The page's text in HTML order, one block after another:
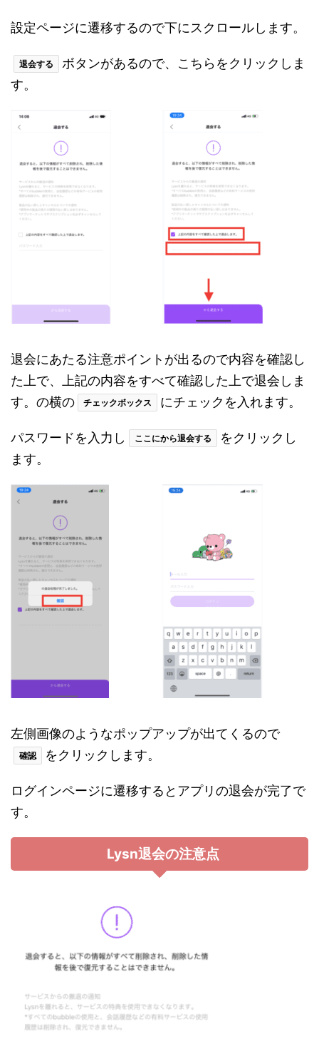
設定ページに遷移するので下にスクロールします。
退会する
ボタンがあるので、こちらをクリックしま
す。
退会にあたる注意ポイントが出るので内容を確認し
た上で、上記の内容をすべて確認した上で退会しま
す。の横の
チェックボックス にチェックを入れます。
パスワードを入力し ここにから退会する
をクリックし
ます。
左側画像のようなポップアップが出てくるので
確認 をクリックします。
ログインページに遷移するとアプリの退会が完了で
す。
Lysn退会の注意点